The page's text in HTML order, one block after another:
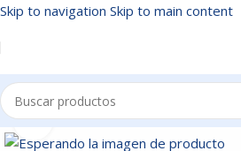
Skip to navigation Skip to main content
Inicio/BATERIAS
Click to enlarge